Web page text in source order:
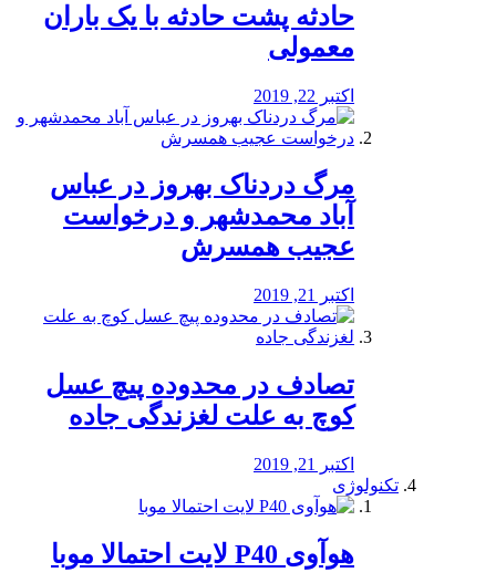
️حادثه پشت حادثه با یک باران
معمولی
اکتبر 22, 2019
مرگ دردناک بهروز در عباس
آباد محمدشهر و درخواست
عجیب همسرش
اکتبر 21, 2019
تصادف در محدوده پیچ عسل
کوچ به علت لغزندگی جاده
اکتبر 21, 2019
تکنولوژی
هوآوی P40 لایت احتمالا موبا